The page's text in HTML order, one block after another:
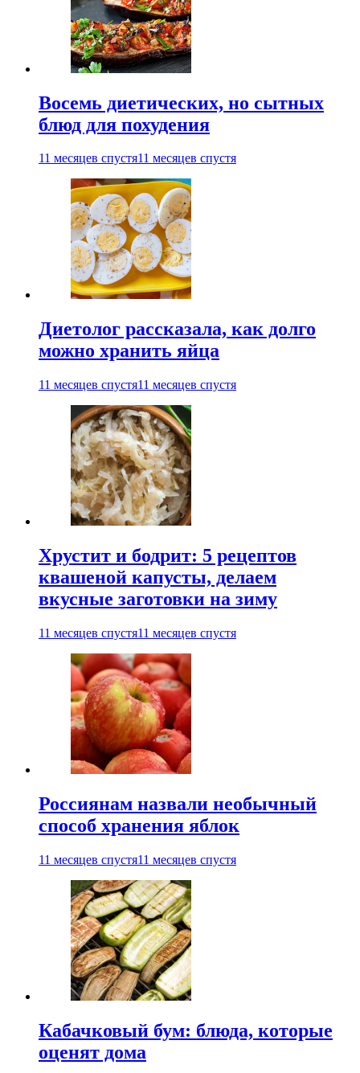
Восемь диетических, но сытных
блюд для похудения
11 месяцев спустя11 месяцев спустя
Диетолог рассказала, как долго
можно хранить яйца
11 месяцев спустя11 месяцев спустя
Хрустит и бодрит: 5 рецептов
квашеной капусты, делаем
вкусные заготовки на зиму
11 месяцев спустя11 месяцев спустя
Россиянам назвали необычный
способ хранения яблок
11 месяцев спустя11 месяцев спустя
Кабачковый бум: блюда, которые
оценят дома